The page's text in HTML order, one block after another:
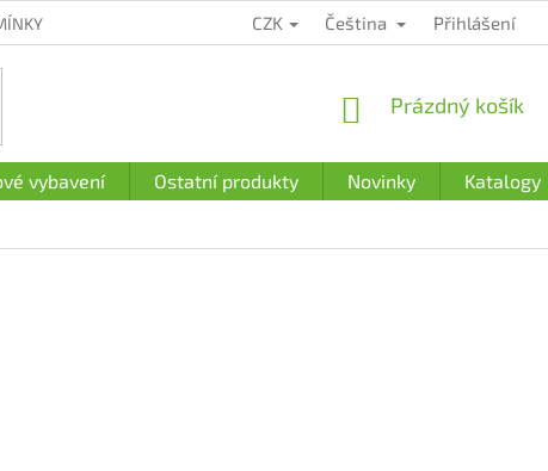
PODMÍNKY OCHRANY OSOBNÍCH
CZK Čeština Přihlášení
NÁKUPNÍ
Prázdný košík
vybavení Ostatní produkty Novinky Katalogy